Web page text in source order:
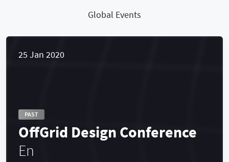
Global Events
25 Jan 2020
PAST
OffGrid Design Conference
En